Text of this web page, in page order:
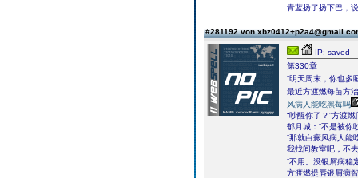
青蓝扬了扬下巴，
#281192 von
IP: saved
第330章
“明天周末，你也多
最近方渡燃每苗方
风病人能吃黑莓吗
“吵醒你了？”方渡燃
郁月城：“不是被你
“那就白癜风病人能
我找间教室吧，不
“不用。没银屑病稳
方渡燃提唇银屑病